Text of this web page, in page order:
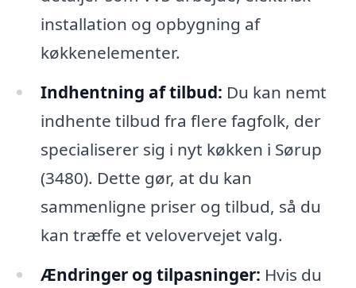
installation og opbygning af
køkkenelementer.
Indhentning af tilbud: Du kan nemt
indhente tilbud fra flere fagfolk, der
specialiserer sig i nyt køkken i Sørup
(3480). Dette gør, at du kan
sammenligne priser og tilbud, så du
kan træffe et velovervejet valg.
Ændringer og tilpasninger: Hvis du